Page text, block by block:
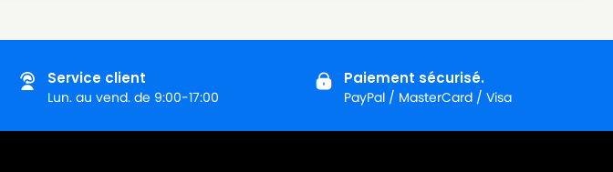
Service client
Lun. au vend. de 9:00-17:00
Paiement sécurisé.
PayPal / MasterCard / Visa